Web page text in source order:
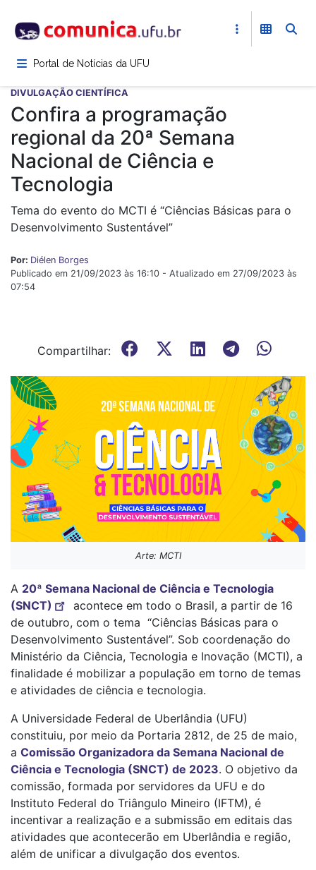
para
conteúdoPortal de Notícias da UFU
DIVULGAÇÃO CIENTÍFICA
Confira a programação
regional da 20ª Semana
Nacional de Ciência e
Tecnologia
Tema do evento do MCTI é “Ciências Básicas para o
Desenvolvimento Sustentável”
Por: Diélen Borges
Publicado em 21/09/2023 às 16:10 - Atualizado em 27/09/2023 às
07:54
Compartilhar:
Arte: MCTI
A 20ª Semana Nacional de Ciência e Tecnologia
(SNCT)
acontece em todo o Brasil, a partir de 16
de outubro, com o tema “Ciências Básicas para o
Desenvolvimento Sustentável”. Sob coordenação do
Ministério da Ciência, Tecnologia e Inovação (MCTI), a
finalidade é mobilizar a população em torno de temas
e atividades de ciência e tecnologia.
A Universidade Federal de Uberlândia (UFU)
constituiu, por meio da Portaria 2812, de 25 de maio,
a Comissão Organizadora da Semana Nacional de
Ciência e Tecnologia (SNCT) de 2023. O objetivo da
comissão, formada por servidores da UFU e do
Instituto Federal do Triângulo Mineiro (IFTM), é
incentivar a realização e a submissão em editais das
atividades que acontecerão em Uberlândia e região,
além de unificar a divulgação dos eventos.